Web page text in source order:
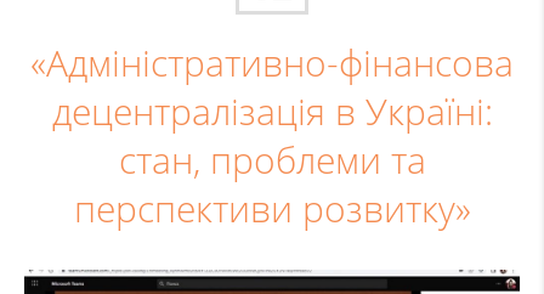
«Адміністративно-фінансова
децентралізація в Україні:
стан, проблеми та
перспективи розвитку»